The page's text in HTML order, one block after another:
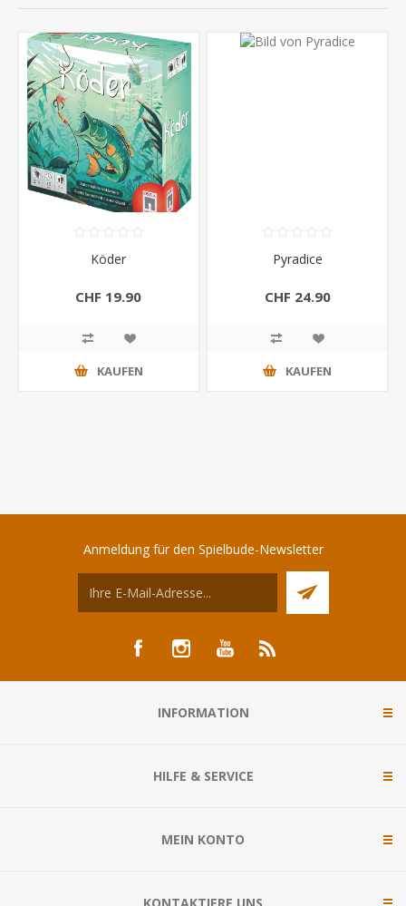
Köder
CHF 19.90
KAUFEN
Pyradice
CHF 24.90
KAUFEN
Anmeldung für den Spielbude-Newsletter
INFORMATION
HILFE & SERVICE
MEIN KONTO